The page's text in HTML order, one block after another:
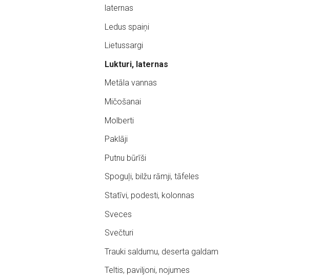
laternas
Ledus spaiņi
Lietussargi
Lukturi, laternas
Metāla vannas
Mičošanai
Molberti
Paklāji
Putnu būrīši
Spoguļi, bilžu rāmji, tāfeles
Statīvi, podesti, kolonnas
Sveces
Svečturi
Trauki saldumu, deserta galdam
Teltis, paviljoni, nojumes